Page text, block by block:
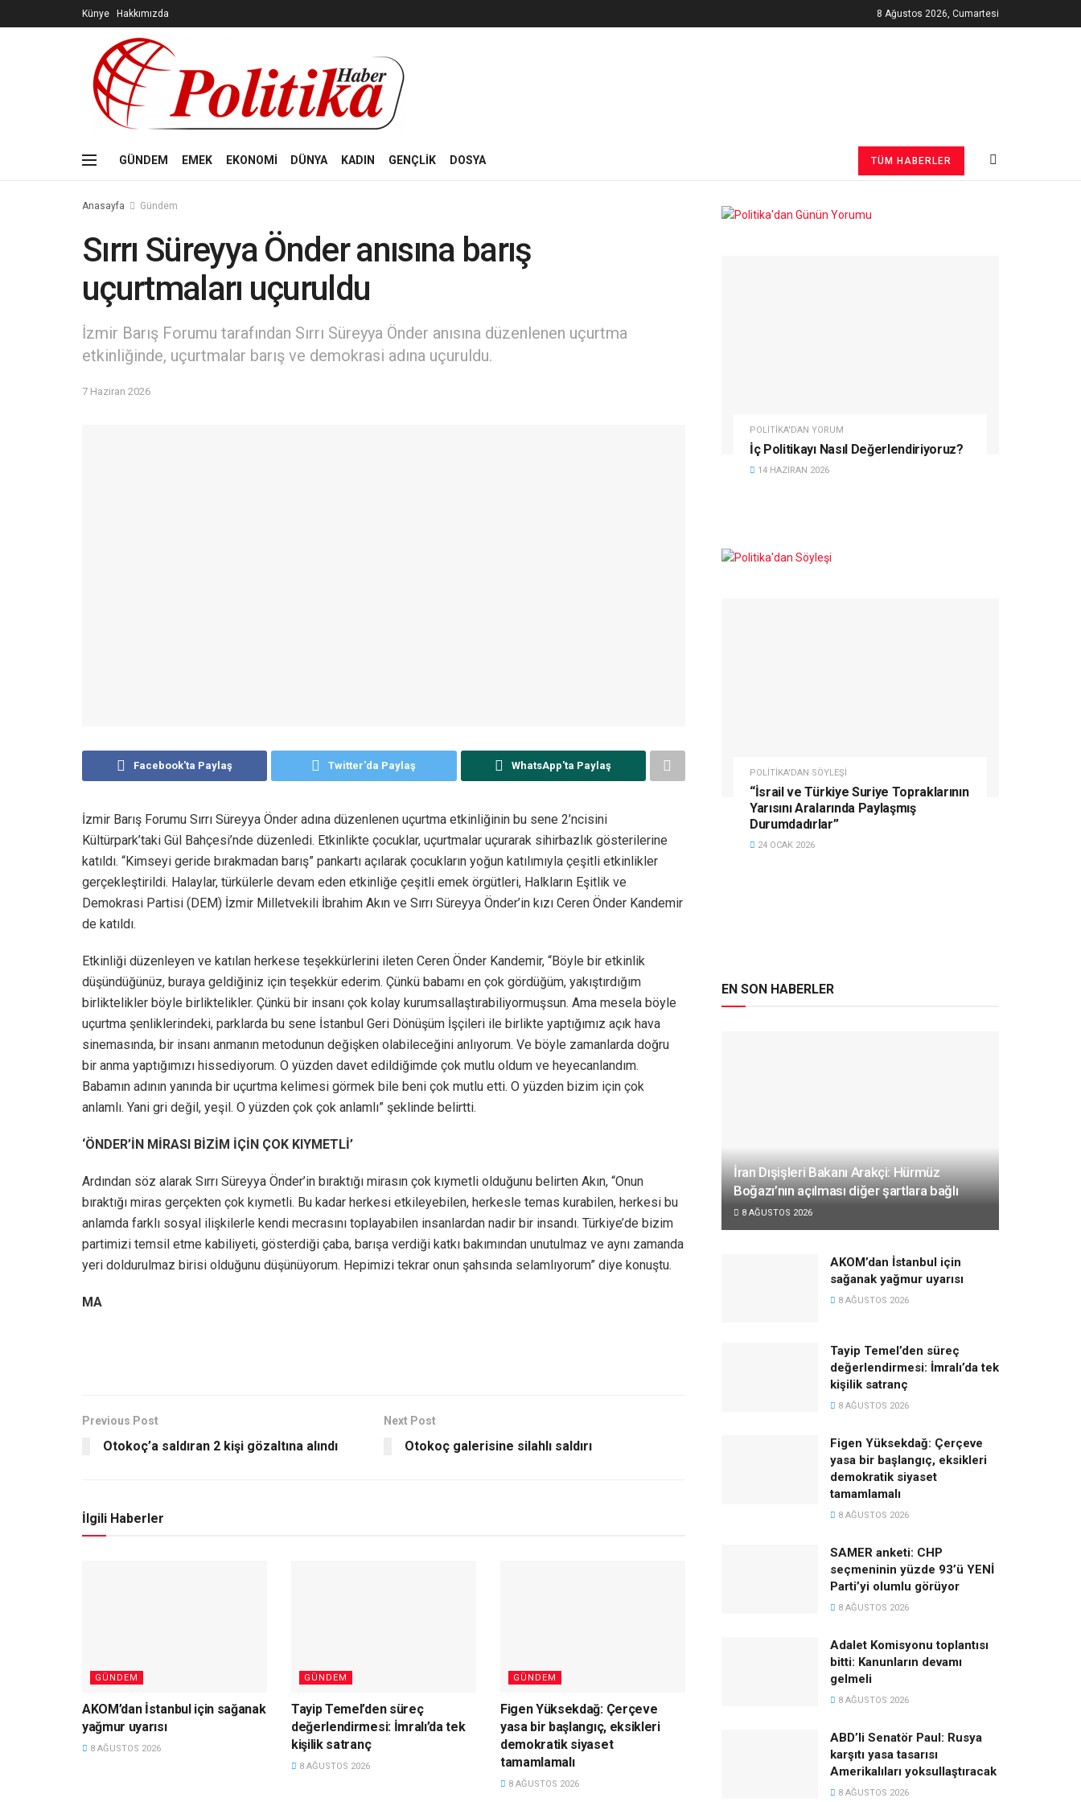
Künye Hakkımızda 8 Ağustos 2026, Cumartesi
GÜNDEM EMEK EKONOMİ DÜNYA KADIN GENÇLİK DOSYA TÜM HABERLER
Anasayfa Gündem
Sırrı Süreyya Önder anısına barış
uçurtmaları uçuruldu
İzmir Barış Forumu tarafından Sırrı Süreyya Önder anısına düzenlenen uçurtma
etkinliğinde, uçurtmalar barış ve demokrasi adına uçuruldu.
7 Haziran 2026
Facebook'ta Paylaş Twitter'da Paylaş WhatsApp'ta Paylaş
İzmir Barış Forumu Sırrı Süreyya Önder adına düzenlenen uçurtma etkinliğinin bu sene 2’ncisini
Kültürpark’taki Gül Bahçesi’nde düzenledi. Etkinlikte çocuklar, uçurtmalar uçurarak sihirbazlık gösterilerine
katıldı. “Kimseyi geride bırakmadan barış” pankartı açılarak çocukların yoğun katılımıyla çeşitli etkinlikler
gerçekleştirildi. Halaylar, türkülerle devam eden etkinliğe çeşitli emek örgütleri, Halkların Eşitlik ve
Demokrasi Partisi (DEM) İzmir Milletvekili İbrahim Akın ve Sırrı Süreyya Önder’in kızı Ceren Önder Kandemir
de katıldı.
Etkinliği düzenleyen ve katılan herkese teşekkürlerini ileten Ceren Önder Kandemir, “Böyle bir etkinlik
düşündüğünüz, buraya geldiğiniz için teşekkür ederim. Çünkü babamı en çok gördüğüm, yakıştırdığım
birliktelikler böyle birliktelikler. Çünkü bir insanı çok kolay kurumsallaştırabiliyormuşsun. Ama mesela böyle
uçurtma şenliklerindeki, parklarda bu sene İstanbul Geri Dönüşüm İşçileri ile birlikte yaptığımız açık hava
sinemasında, bir insanı anmanın metodunun değişken olabileceğini anlıyorum. Ve böyle zamanlarda doğru
bir anma yaptığımızı hissediyorum. O yüzden davet edildiğimde çok mutlu oldum ve heyecanlandım.
Babamın adının yanında bir uçurtma kelimesi görmek bile beni çok mutlu etti. O yüzden bizim için çok
anlamlı. Yani gri değil, yeşil. O yüzden çok çok anlamlı” şeklinde belirtti.
‘ÖNDER’İN MİRASI BİZİM İÇİN ÇOK KIYMETLİ’
Ardından söz alarak Sırrı Süreyya Önder’in bıraktığı mirasın çok kıymetli olduğunu belirten Akın, “Onun
bıraktığı miras gerçekten çok kıymetli. Bu kadar herkesi etkileyebilen, herkesle temas kurabilen, herkesi bu
anlamda farklı sosyal ilişkilerle kendi mecrasını toplayabilen insanlardan nadir bir insandı. Türkiye’de bizim
partimizi temsil etme kabiliyeti, gösterdiği çaba, barışa verdiği katkı bakımından unutulmaz ve aynı zamanda
yeri doldurulmaz birisi olduğunu düşünüyorum. Hepimizi tekrar onun şahsında selamlıyorum” diye konuştu.
MA
Previous Post
Otokoç’a saldıran 2 kişi gözaltına alındı
Next Post
Otokoç galerisine silahlı saldırı
İlgili Haberler
GÜNDEM
AKOM’dan İstanbul için sağanak
yağmur uyarısı
8 AĞUSTOS 2026
GÜNDEM
Tayip Temel’den süreç
değerlendirmesi: İmralı’da tek
kişilik satranç
8 AĞUSTOS 2026
GÜNDEM
Figen Yüksekdağ: Çerçeve
yasa bir başlangıç, eksikleri
demokratik siyaset
tamamlamalı
8 AĞUSTOS 2026
POLITIKA'DAN YORUM
İç Politikayı Nasıl Değerlendiriyoruz?
14 HAZIRAN 2026
POLITIKA'DAN SÖYLEŞI
“İsrail ve Türkiye Suriye Topraklarının
Yarısını Aralarında Paylaşmış
Durumdadırlar”
24 OCAK 2026
EN SON HABERLER
İran Dışişleri Bakanı Arakçi: Hürmüz
Boğazı’nın açılması diğer şartlara bağlı
8 AĞUSTOS 2026
AKOM’dan İstanbul için
sağanak yağmur uyarısı
8 AĞUSTOS 2026
Tayip Temel’den süreç
değerlendirmesi: İmralı’da tek
kişilik satranç
8 AĞUSTOS 2026
Figen Yüksekdağ: Çerçeve
yasa bir başlangıç, eksikleri
demokratik siyaset
tamamlamalı
8 AĞUSTOS 2026
SAMER anketi: CHP
seçmeninin yüzde 93’ü YENİ
Parti’yi olumlu görüyor
8 AĞUSTOS 2026
Adalet Komisyonu toplantısı
bitti: Kanunların devamı
gelmeli
8 AĞUSTOS 2026
ABD’li Senatör Paul: Rusya
karşıtı yasa tasarısı
Amerikalıları yoksullaştıracak
8 AĞUSTOS 2026